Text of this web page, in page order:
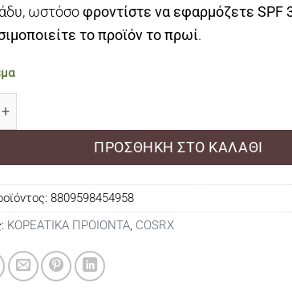
ωστόσοφροντίστε να εφαρμόζετε SPF
το προϊόν το πρωί.
ΠΡΟΣΘΉΚΗ ΣΤΟ ΚΑΛΆΘΙ
8809598454958
ΚΟΡΕΑΤΙΚΑ ΠΡΟΙΟΝΤΑ, COSRX